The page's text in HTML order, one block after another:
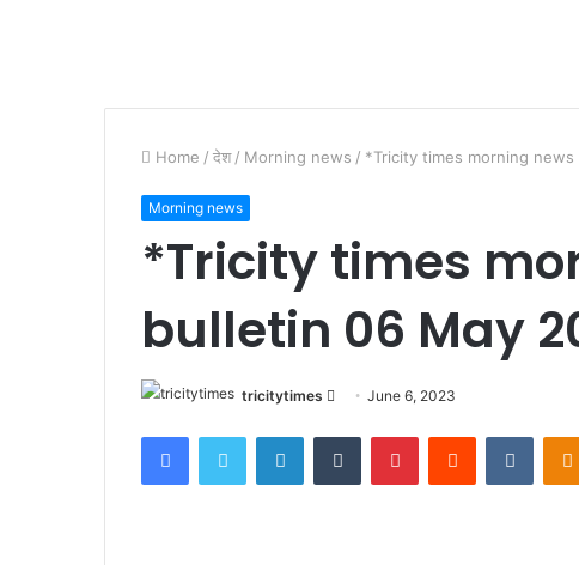
Home / देश / Morning news / *Tricity times morning
Morning news
*Tricity times
bulletin 06 May
tricitytimes
Send
email
June 6, 2023
FacebookTwitter LinkedInTumblr PinterestReddit